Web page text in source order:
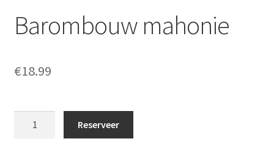
Barombouw mahonie
€18.99
Reserveer